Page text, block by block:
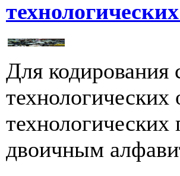
Для кодирования
технологических
двоичным